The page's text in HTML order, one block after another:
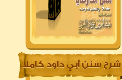
شرح سنن أبي داود كاملا